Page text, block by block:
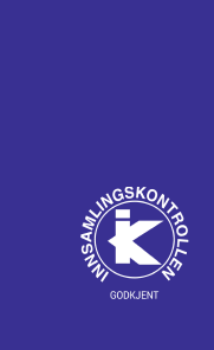
Godkjent
av